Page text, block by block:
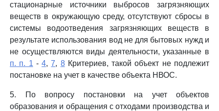
стационарные источники выбросов загрязняющих
веществ в окружающую среду, отсутствуют сбросы в
системы водоотведения загрязняющих веществ в
результате использования вод не для бытовых нужд и
не осуществляются виды деятельности, указанные в
п. п. 1 -4,7, 8Критериев, такой объект не подлежит
постановке на учет в качестве объекта НВОС.
5. По вопросу постановки на учет объектов
образования и обращения с отходами производства и